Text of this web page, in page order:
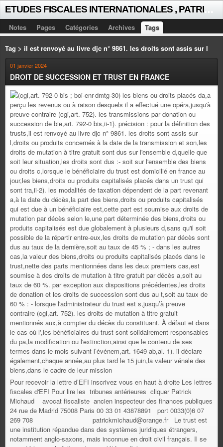
Notes Pages Catégories Archives Tags
Tag > il est renvoyé au livre djc n° 9861. les droits sont assis sur l
01 janvier 2024
DROIT DE SUCCESSION ET TRUST EN FRANCE
Pour recevoir la lettre d’EFI inscrivez vous en haut à droite Les lettres
fiscales d'EFI Pour lire les tribunes antérieures cliquer Patrick
Michaud avocat fiscaliste ancien inspecteur des finances publiques
24 rue de Madrid 75008 Paris 00 33 01 43878891 port 0033(0)6 07
269 708 patrickmichaud@orange.fr Le trust est
une institution répandue dans des systèmes juridiques étrangers,
notamment anglo-saxons, mais inconnue en droit civil français. Il se